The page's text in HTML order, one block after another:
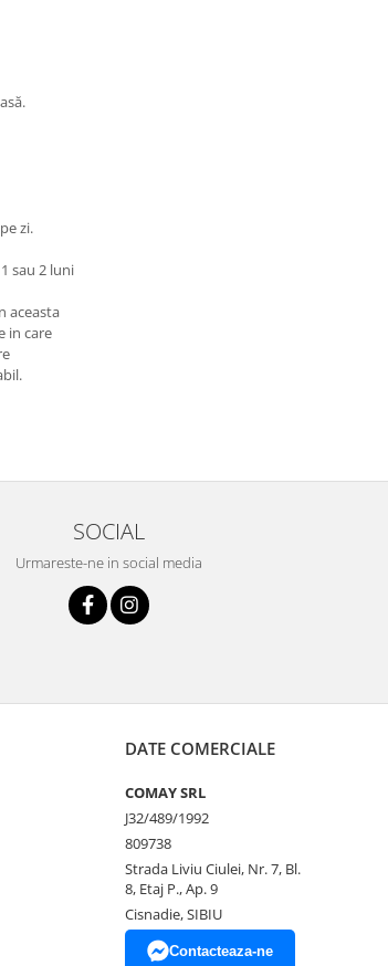
zi.
sau 2 luni
aceasta
in care
SOCIAL
Urmareste-ne in social media
DATE COMERCIALE
COMAY SRL
J32/489/1992
809738
Strada Liviu Ciulei, Nr. 7, Bl.
8, Etaj P., Ap. 9
Cisnadie, SIBIU
Contacteaza-ne